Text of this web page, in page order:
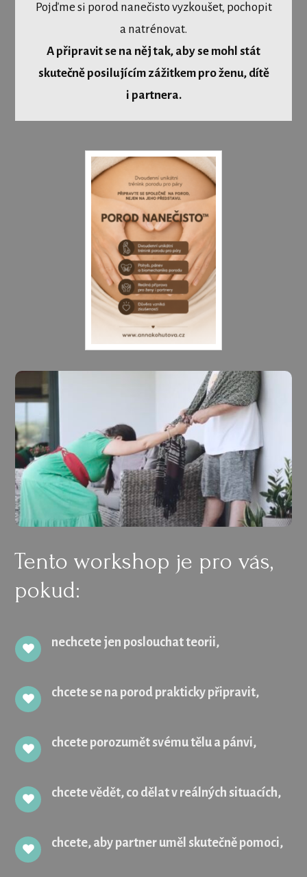
Pojďme si porod nanečisto vyzkoušet, pochopit
a natrénovat.
A připravit se na něj tak, aby se mohl stát
skutečně posilujícím zážitkem pro ženu, dítě
i partnera.
Tento workshop je pro vás,
pokud:
nechcete jen poslouchat teorii,
chcete se na porod prakticky připravit,
chcete porozumět svému tělu a pánvi,
chcete vědět, co dělat v reálných situacích,
chcete, aby partner uměl skutečně pomoci,